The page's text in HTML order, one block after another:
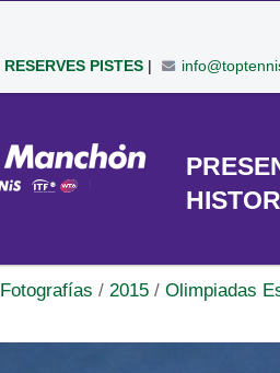
RESERVES PISTES|
Fotografías / 2015 / Olimpiadas